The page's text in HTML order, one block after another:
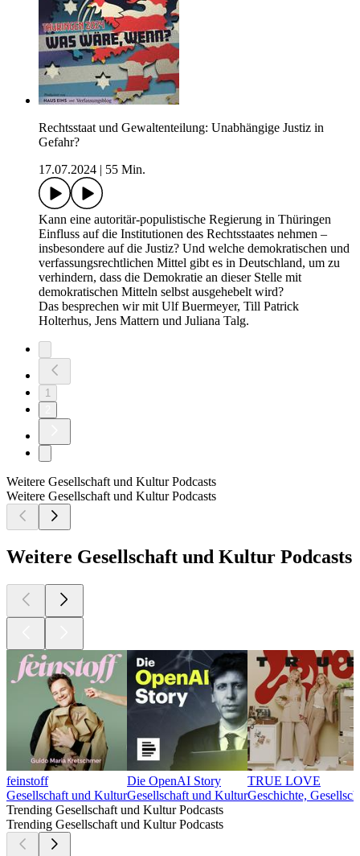
Rechtsstaat und Gewaltenteilung: Unabhängige Justiz in
Gefahr?
17.07.2024
55 Min.
Kann eine autoritär-populistische Regierung in Thüringen
Einfluss auf die Institutionen des Rechtsstaates nehmen –
insbesondere auf die Justiz? Und welche demokratischen und
verfassungsrechtlichen Mittel gibt es in Deutschland, um zu
verhindern, dass die Demokratie an dieser Stelle mit
demokratischen Mitteln selbst ausgehebelt wird?
Das besprechen wir mit Ulf Buermeyer, Till Patrick
Holterhus, Jens Mattern und Juliana Talg.
1
Weitere Gesellschaft und Kultur Podcasts
Weitere Gesellschaft und Kultur Podcasts
Weitere Gesellschaft und Kultur Podcasts
feinstoff
Gesellschaft und Kultur
Die OpenAI Story
Gesellschaft und Kultur
TRUE LOVE
Geschichte,
Trending Gesellschaft und Kultur Podcasts
Trending Gesellschaft und Kultur Podcasts